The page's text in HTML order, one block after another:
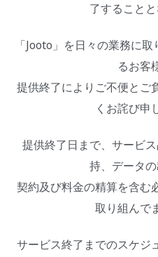
了することと
「Jooto」を日々の業務に
るお客
提供終了によりご不便とご
くお詫び申
提供終了日まで、サービ
持、データの
契約及び料金の精算を含む
取り組んで
サービス終了までのスケジ